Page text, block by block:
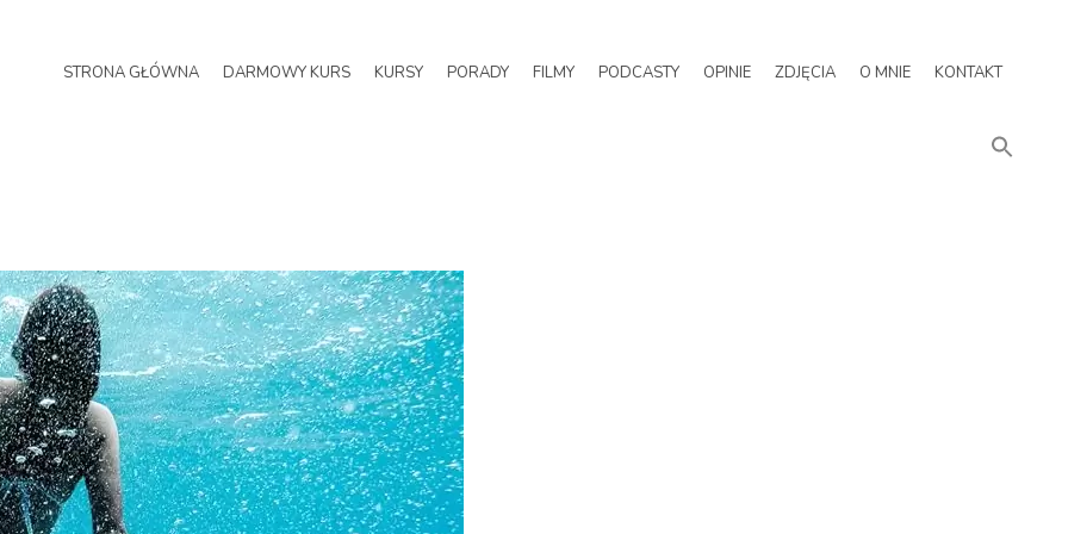
STRONA GŁÓWNA DARMOWY KURS KURSY PORADY FILMY PODCASTY OPINIE ZDJĘCIA O MNIE KONTAKT